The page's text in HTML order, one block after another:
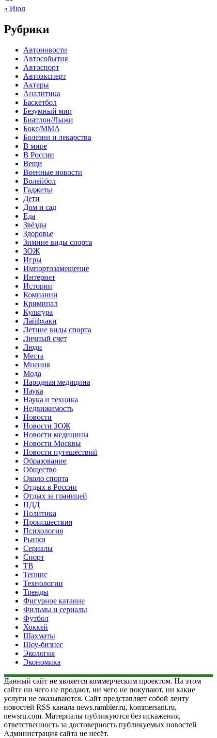
« Июл
Рубрики
Автоновости
Автособытия
Автоспорт
Автоэксперт
Актеры
Аналитика
Баскетбол
Безумный мир
Биатлон/Лыжи
Бокс/MMA
Болезни и лекарства
В мире
В России
Вещи
Военные новости
Волейбол
Гаджеты
Дети
Дом и сад
Еда
Звёзды
Здоровье
Зимние виды спорта
ЗОЖ
Игры
Импортозамещение
Интернет
Истории
Компании
Криминал
Культура
Лайфхаки
Летние виды спорта
Личный счет
Люди
Места
Мнения
Мода
Народная медицина
Наука
Наука и техника
Недвижимость
Новости
Новости ЗОЖ
Новости медицины
Новости Москвы
Новости путешествий
Образование
Общество
Около спорта
Отдых в России
Отдых за границей
ПДД
Политика
Происшествия
Психология
Рынки
Сериалы
Спорт
ТВ
Теннис
Технологии
Тренды
Фигурное катание
Фильмы и сериалы
Футбол
Хоккей
Шахматы
Шоу-бизнес
Экология
Экономика
Данный сайт не является коммерческим проектом. На этом
сайте ни чего не продают, ни чего не покупают, ни какие
услуги не оказываются. Сайт представляет собой ленту
новостей RSS канала news.rambler.ru, kommersant.ru,
newsru.com. Материалы публикуются без искажения,
ответственность за достоверность публикуемых новостей
Администрация сайта не несёт.